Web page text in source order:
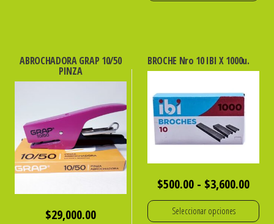
ABROCHADORA GRAP 10/50
PINZA
$29,000.00
BROCHE Nro 10 IBI X 1000u.
$500.00 - $3,600.00
de
Seleccionar opciones